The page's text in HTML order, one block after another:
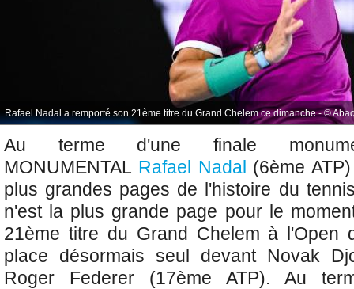
Rafael Nadal a remporté son 21ème titre du Grand Chelem ce dimanche - ©
Au terme d'une finale
MONUMENTAL Rafael Nadal (6ème
plus grandes pages de l'histoire du
n'est la plus grande page pour le
21ème titre du Grand Chelem à l'Open
place désormais seul devant Novak
Roger Federer (17ème ATP). Au